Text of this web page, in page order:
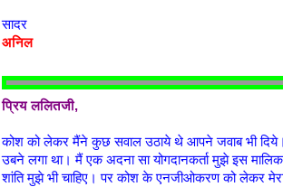
सादर
अनिल
प्रिय ललितजी,
कोश को लेकर मैंने कुछ सवाल उठाये थे आपने जवाब भी
उबने लगा था। मैं एक अदना सा योगदानकर्ता मुझे इस
शांति मुझे भी चाहिए। पर कोश के एनजीओकरण को लेकर